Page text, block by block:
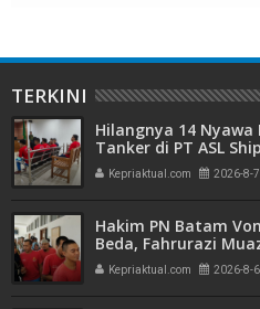
TERKINI
Hilangnya 14 Nyawa
Tanker di PT ASL
Hanya Dituntut 1
Kepriaktual.com 2026-8-7
Hakim PN Batam
Beda, Fahrurazi
Azzurah dan Risma
Kepriaktual.com 2026-8-6